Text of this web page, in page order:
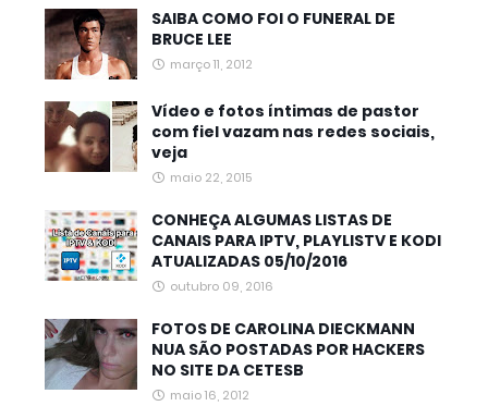
SAIBA COMO FOI O FUNERAL DE
BRUCE LEE
março 11, 2012
Vídeo e fotos íntimas de pastor
com fiel vazam nas redes sociais,
veja
maio 22, 2015
CONHEÇA ALGUMAS LISTAS DE
CANAIS PARA IPTV, PLAYLISTV E KODI
ATUALIZADAS 05/10/2016
outubro 09, 2016
FOTOS DE CAROLINA DIECKMANN
NUA SÃO POSTADAS POR HACKERS
NO SITE DA CETESB
maio 16, 2012